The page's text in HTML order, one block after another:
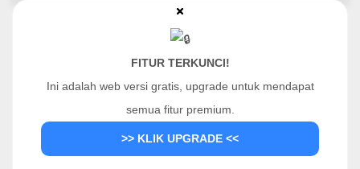
FITUR TERKUNCI!
Ini adalah web versi gratis, upgrade untuk mendapat
semua fitur premium.
>> KLIK UPGRADE <<